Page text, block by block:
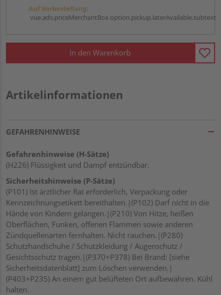
Auf Vorbestellung:
vue.ads.priceMerchantBox.option.pickup.laterAvailable.subtext
In den Warenkorb
Artikelinformationen
GEFAHRENHINWEISE
Gefahrenhinweise (H-Sätze)
(H226) Flüssigkeit und Dampf entzündbar.
Sicherheitshinweise (P-Sätze)
(P101) Ist ärztlicher Rat erforderlich, Verpackung oder
Kennzeichnungsetikett bereithalten.|(P102) Darf nicht in die
Hände von Kindern gelangen.|(P210) Von Hitze, heißen
Oberflächen, Funken, offenen Flammen sowie anderen
Zündquellenarten fernhalten. Nicht rauchen.|(P280)
Schutzhandschuhe / Schutzkleidung / Augenschutz /
Gesichtsschutz tragen.|(P370+P378) Bei Brand: [siehe
Sicherheitsdatenblatt] zum Löschen verwenden.|
(P403+P235) An einem gut belüfteten Ort aufbewahren. Kühl
halten.